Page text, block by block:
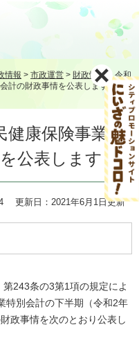
情報 > 市政運営 > 財政情報>令和
計の財政事情を公表します
健康保険事業
公表します
更新日：2021年6月1日更新
243条の3第1項の規定によ
特別会計の下半期（令和2年
政事情を次のとおり公表し